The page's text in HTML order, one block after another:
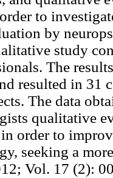
to
by
study
The
resulted in 31
The data
qualitative
order to
seeking a
Vol. 17 (2):